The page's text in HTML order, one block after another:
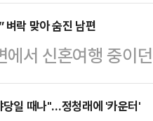
국회 인사청문…
울 매매·전세·월
에 최대폭으로 올
봐서는 그다지 과
듭 제기되는 것과 관
"고 반박했다.김민
"출판기념회는 (현
락 맞아 숨진 남편
에서 신혼여행 중이
.지난 23일(현지시
머나 해변에서 아내
당일 때나"…정청래에 '카운터'